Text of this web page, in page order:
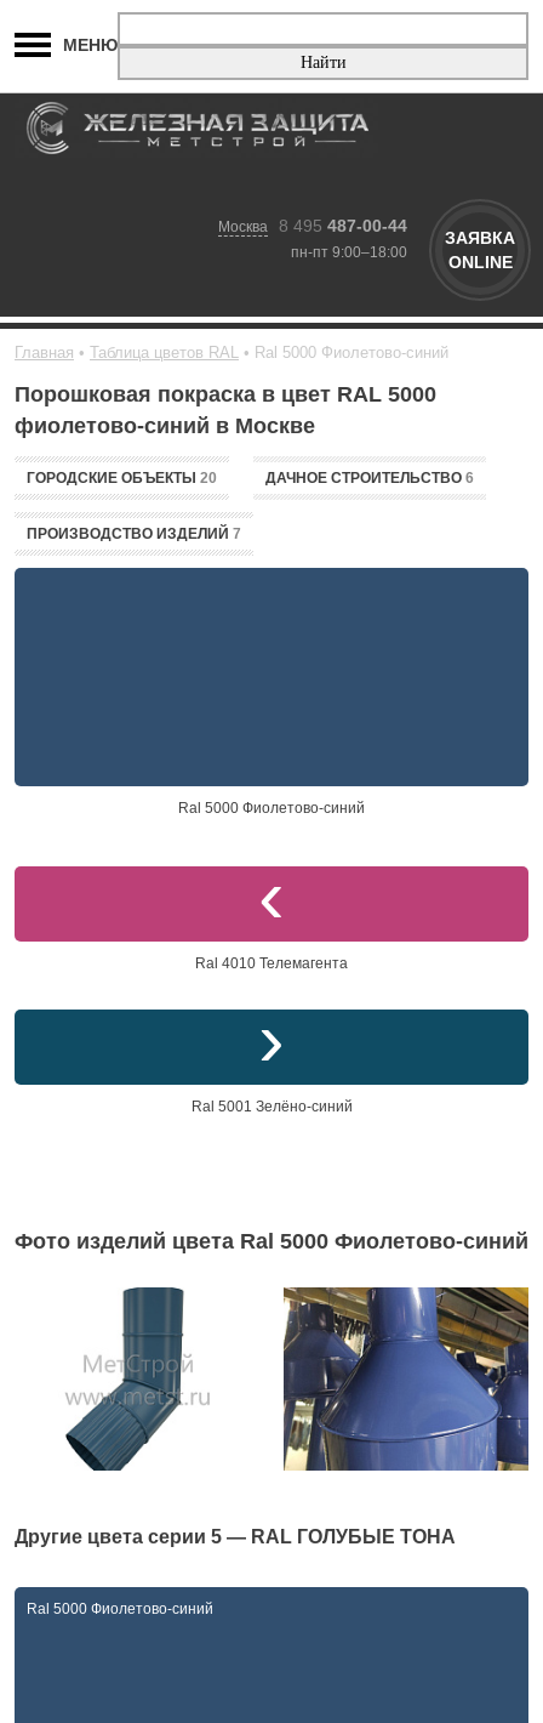
МЕНЮ
Москва 8 495 487-00-44
пн-пт 9:00–18:00
ЗАЯВКА
ONLINE
Главная Таблица цветов RAL Ral 5000 Фиолетово-синий
Порошковая покраска в цвет RAL 5000
фиолетово-синий в Москве
ГОРОДСКИЕ ОБЪЕКТЫ 20 ДАЧНОЕ СТРОИТЕЛЬСТВО 6
ПРОИЗВОДСТВО ИЗДЕЛИЙ 7
Ral 4010 Телемагента
Ral 5000 Фиолетово-синий
Ral 5001 Зелёно-синий
Фото изделий цвета Ral 5000 Фиолетово-синий
Другие цвета серии 5 — RAL ГОЛУБЫЕ ТОНА
Ral 5000 Фиолетово-синий